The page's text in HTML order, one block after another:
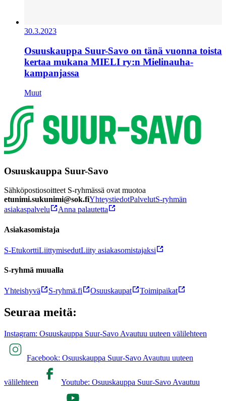
30.3.2023
Osuuskauppa Suur-Savo on tänä vuonna toista
kertaa mukana MIELI ry:n Mielinauha-
kampanjassa
Muut
Osuuskauppa Suur-Savo
Sähköpostiosoitteet S-ryhmässä ovat muotoa
etunimi.sukunimi@sok.fiYhteystiedotPalvelutS-ryhmän
asiakaspalvelu
Anna palautetta
Asiakasomistaja
S-EtukorttiLiittymisedutLiity asiakasomistajaksi
S-ryhmä muualla
Yhteishyvä S-ryhmä.fi Osuuskaupat Toimipaikat
Seuraa meitä:
Instagram: Osuuskauppa Suur-Savo Avautuu uuteen välilehteen
Facebook: Osuuskauppa Suur-Savo Avautuu uuteen
välilehteen Youtube: Osuuskauppa Suur-Savo Avautuu